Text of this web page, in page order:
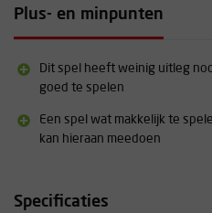
Plus- en minpunten
Dit spel heeft weinig uitleg
goed te spelen
Een spel wat makkelijk te
kan hieraan meedoen
Specificaties